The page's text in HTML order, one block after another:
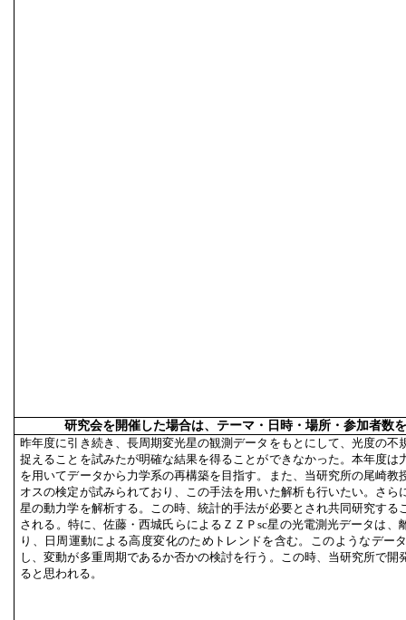
研究会を開催した場合は、テーマ・日時・場所・参加者数
昨年度に引き続き、長周期変光星の観測データをもとにして、光度の不
捉えることを試みたが明確な結果を得ることができなかった。本年度は
を用いてデータから力学系の再構築を目指す。また、当研究所の尾崎教
オスの検定が試みられており、この手法を用いた解析も行いたい。さら
星の動力学を解析する。この時、統計的手法が必要とされ共同研究する
される。特に、佐藤・西城氏らによるＺＺＰsc星の光電測光データは、
り、日周運動による高度変化のためトレンドを含む。このようなデー
し、変動が多重周期であるか否かの検討を行う。この時、当研究所で開
ると思われる。